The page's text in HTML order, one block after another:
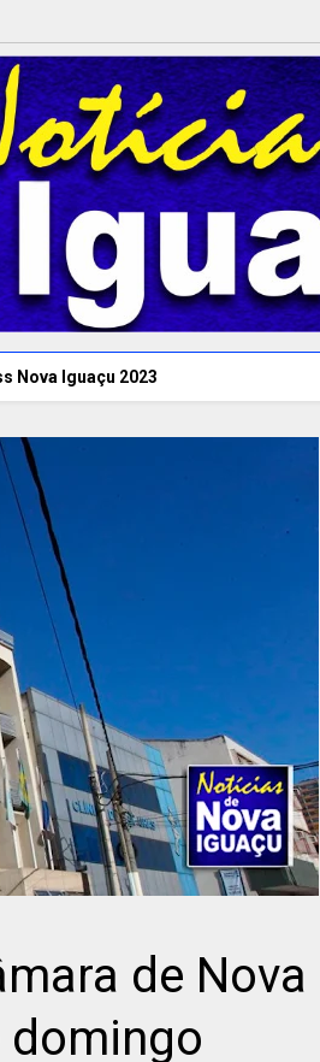
Nova Iguaçu 2023
de Nova
domingo